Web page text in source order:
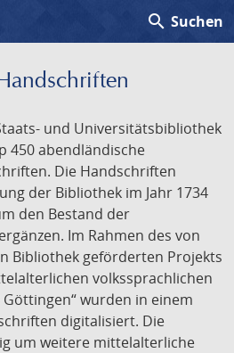
search Suchen
und Universitätsbibliothek
450 abendländische
Die Handschriften
der Bibliothek im Jahr 1734
den Bestand der
Im Rahmen des von
Bibliothek geförderten Projekts
volkssprachlichen
wurden in einem
digitalisiert. Die
um weitere mittelalterliche